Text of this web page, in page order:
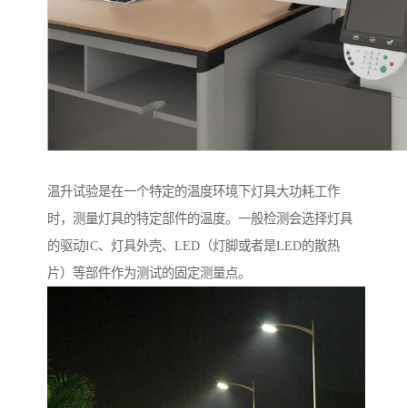
温升试验是在一个特定的温度环境下灯具大功耗工作
时，测量灯具的特定部件的温度。一般检测会选择灯具
的驱动IC、灯具外壳、LED（灯脚或者是LED的散热
片）等部件作为测试的固定测量点。